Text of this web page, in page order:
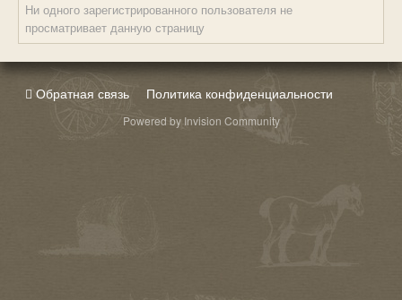
Ни одного зарегистрированного пользователя не
просматривает данную страницу
Обратная связь Политика конфиденциальности
Powered by Invision Community